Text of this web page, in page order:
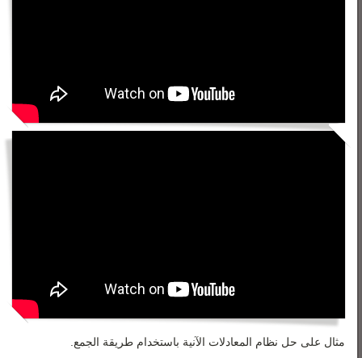
مثال على حل نظام المعادلات الآنية باستخدام طريقة الجمع.